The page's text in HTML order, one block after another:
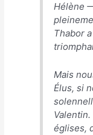
Hélène
Thabor
Mais
Élus, si
églises,